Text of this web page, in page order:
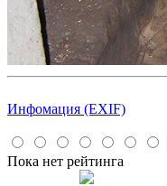
Инфомация (EXIF)
Пока нет рейтинга